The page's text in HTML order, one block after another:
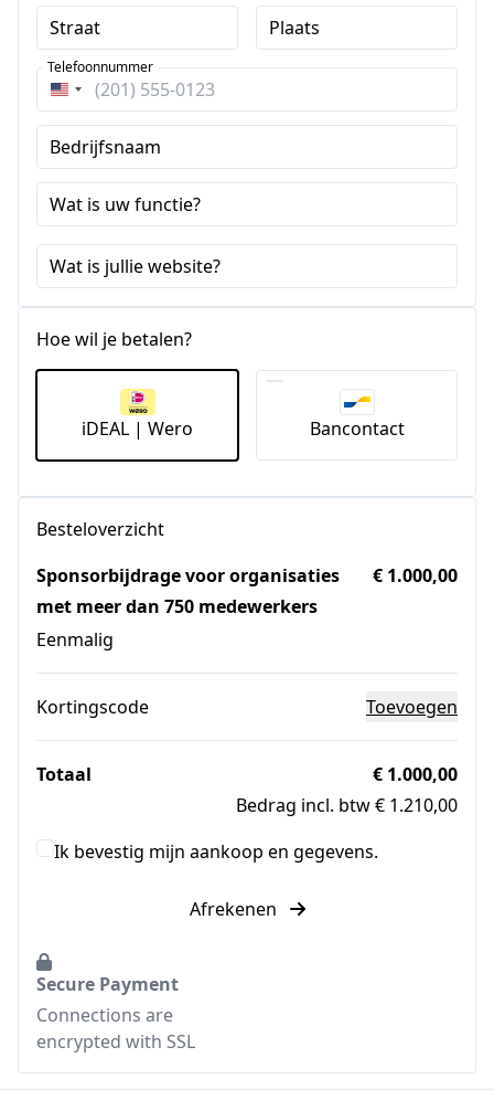
Straat Plaats
Verenigde
Staten
+1
Telefoonnummer
Bedrijfsnaam
Wat is uw functie?
Wat is jullie website?
Hoe wil je betalen?
iDEAL | Wero Bancontact
Besteloverzicht
Sponsorbijdrage voor organisaties
met meer dan 750 medewerkers
Eenmalig
€ 1.000,00
Kortingscode Toevoegen
Totaal
€ 1.000,00
Bedrag incl. btw € 1.210,00
Ik bevestig mijn aankoop en gegevens.
Afrekenen
Secure Payment
Connections are
encrypted with SSL